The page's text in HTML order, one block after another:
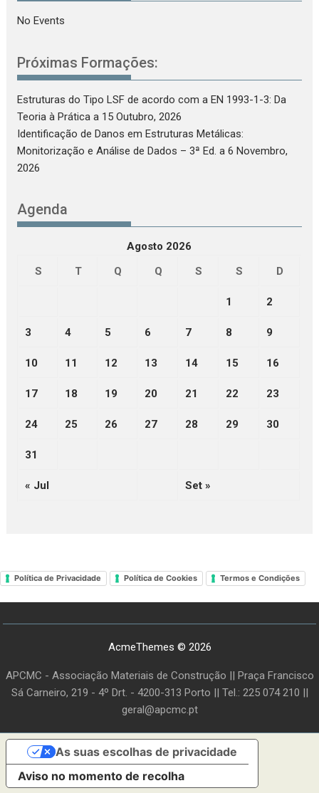
No Events
Próximas Formações:
Estruturas do Tipo LSF de acordo com a EN 1993-1-3: Da
Teoria à Prática a 15 Outubro, 2026
Identificação de Danos em Estruturas Metálicas:
Monitorização e Análise de Dados – 3ª Ed. a 6 Novembro,
2026
Agenda
Agosto 2026
S
T Q Q S S D
1 2
3 4 5 6 7 8 9
10 11 12 13 14 15 16
17 18 19 20 21 22 23
24 25 26 27 28 29 30
31
« Jul Set »
Política de Privacidade Política de Cookies Termos e Condições
AcmeThemes © 2026
APCMC - Associação Materiais de Construção || Praça Francisco
Sá Carneiro, 219 - 4º Drt. - 4200-313 Porto || Tel.: 225 074 210 ||
geral@apcmc.pt
Aviso no momento de recolha
As suas escolhas de privacidade